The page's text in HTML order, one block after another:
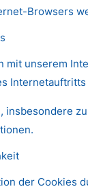
Browsers
mit unserem
insbesondere
der Cookies